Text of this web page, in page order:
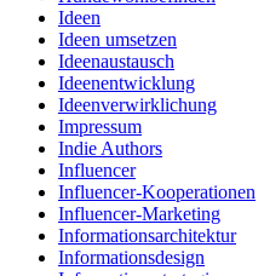
Ideen
Ideen umsetzen
Ideenaustausch
Ideenentwicklung
Ideenverwirklichung
Impressum
Indie Authors
Influencer
Influencer-Kooperationen
Influencer-Marketing
Informationsarchitektur
Informationsdesign